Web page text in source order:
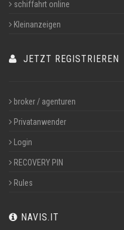
schiffahrt online
Kleinanzeigen
JETZT REGISTRIEREN
broker / agenturen
Privatanwender
Login
RECOVERY PIN
Rules
NAVIS.IT